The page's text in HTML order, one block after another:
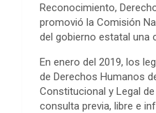
Reconocimiento,
promovió la Comisión
del gobierno estatal una
En enero del 2019, los
de Derechos Humanos
Constitucional y Legal
consulta previa, libre e